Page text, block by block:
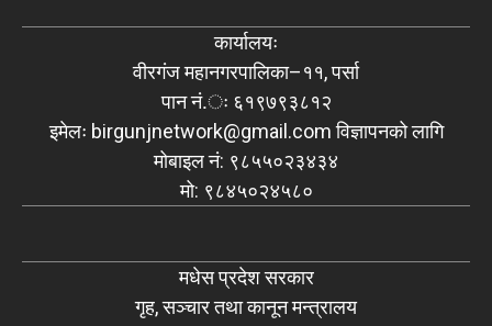
कार्यालयः
वीरगंज महानगरपालिका–११, पर्सा
पान नं.ः ६१९७९३८१२
इमेलः birgunjnetwork@gmail.comविज्ञापनको लागि
मोबाइल नं: ९८५५०२३४३४
मो: ९८४५०२४५८०
मधेस प्रदेश सरकार
गृह, सञ्चार तथा कानून मन्त्रालय